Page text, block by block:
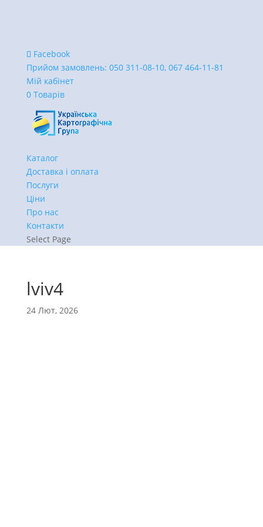
Facebook
Прийом замовлень: 050 311-08-10, 067 464-11-81
Мій кабінет
0 Товарів
Каталог
Доставка і оплата
Послуги
Ціни
Про нас
Контакти
Select Page
lviv4
24 Лют, 2026